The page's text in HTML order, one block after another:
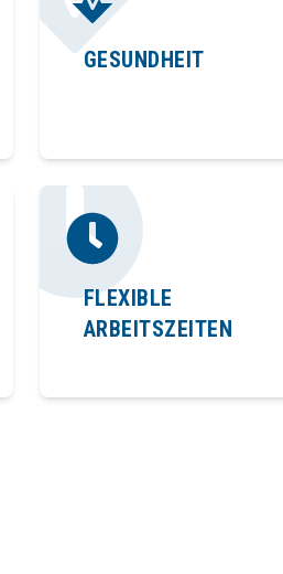
GESUNDHEIT
FLEXIBLE
ARBEITSZEITEN